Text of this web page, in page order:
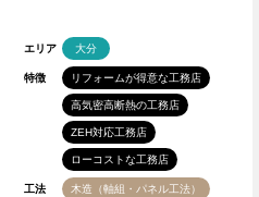
エリア 大分
特徴 リフォームが得意な工務店
高気密高断熱の工務店
ZEH対応工務店
ローコストな工務店
工法 木造（軸組・パネル工法）